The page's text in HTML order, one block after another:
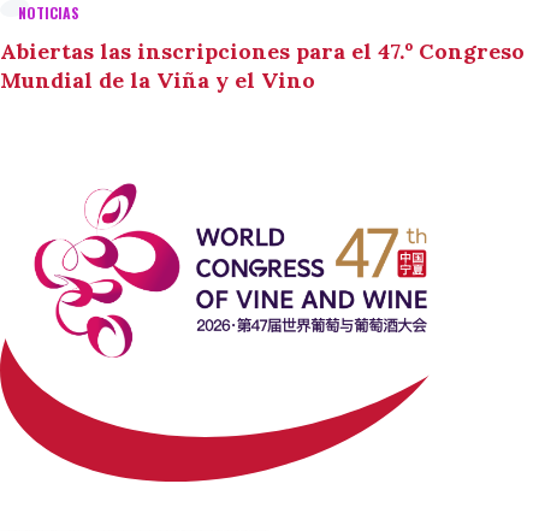
NOTICIAS
Abiertas las inscripciones para el 47.º Congreso
Mundial de la Viña y el Vino